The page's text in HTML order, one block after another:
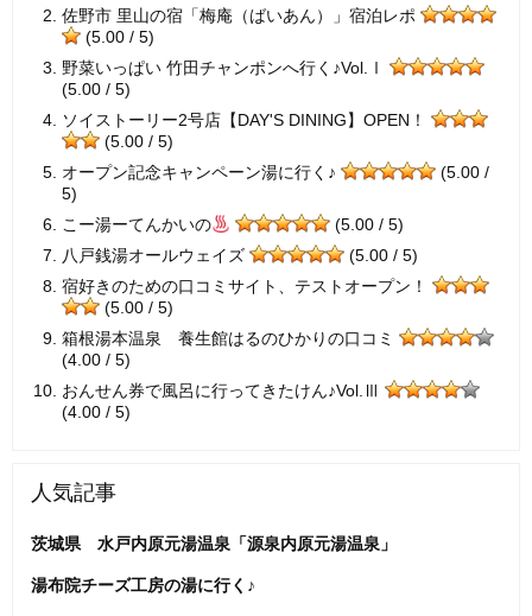
佐野市 里山の宿「梅庵（ばいあん）」宿泊レポ
(5.00 / 5)
野菜いっぱい 竹田チャンポンへ行く♪Vol.Ⅰ
(5.00 / 5)
ソイストーリー2号店【DAY'S DINING】OPEN！
(5.00 / 5)
オープン記念キャンペーン湯に行く♪
(5.00 /
5)
こー湯ーてんかいの
(5.00 / 5)
八戸銭湯オールウェイズ
(5.00 / 5)
宿好きのための口コミサイト、テストオープン！
(5.00 / 5)
箱根湯本温泉 養生館はるのひかりの口コミ
(4.00 / 5)
おんせん券で風呂に行ってきたけん♪Vol.Ⅲ
(4.00 / 5)
人気記事
茨城県 水戸内原元湯温泉「源泉内原元湯温泉」
湯布院チーズ工房の湯に行く♪